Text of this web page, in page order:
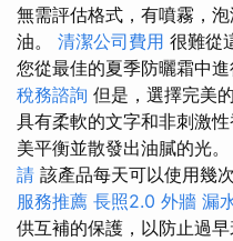
無需評估格式，有噴霧，
油。 清潔公司費用 很難從
您從最佳的夏季防曬霜中進
稅務諮詢 但是，選擇完美
具有柔軟的文字和非刺激
美平衡並散發出油膩的光。
請 該產品每天可以使用幾
服務推薦 長照2.0 外牆 漏
供互補的保護，以防止過